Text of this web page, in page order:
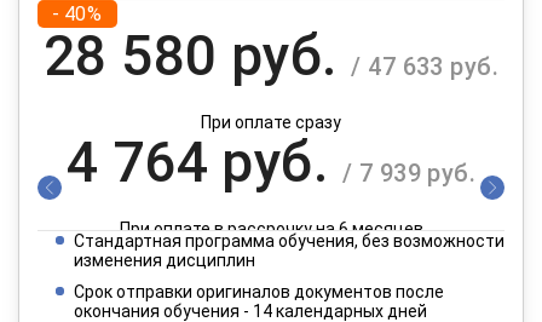
- 40%
28 580 руб. / 47 633 руб.
При оплате сразу
4 764 руб. / 7 939 руб.
При оплате в рассрочку на 6 месяцев
2 382 руб.
Стандартная программа обучения, без возможности
изменения дисциплин
Срок отправки оригиналов документов после
окончания обучения - 14 календарных дней